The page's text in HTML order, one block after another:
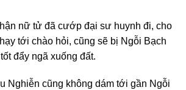
nữ tử đã cướp đại sư huynh đi, cho
tới chào hỏi, cũng sẽ bị Ngỗi Bạch
đẩy ngã xuống đất.
Nghiễn cũng không dám tới gần Ngỗi